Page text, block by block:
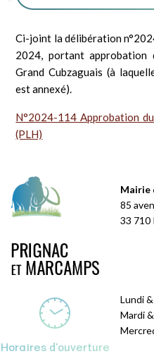
Ci-joint la délibération
2024, portant approbation
Grand Cubzaguais (à
est annexé).
N°2024-114 Approbation
(PLH)
Mairie
85
33 710
Horaires d'ouverture
Lundi
Mardi